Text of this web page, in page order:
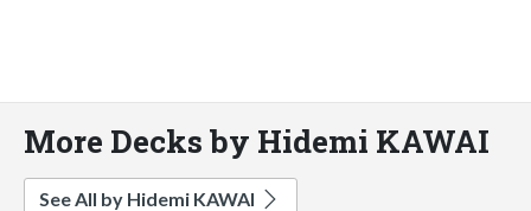
More Decks by Hidemi KAWAI
See All by Hidemi KAWAI